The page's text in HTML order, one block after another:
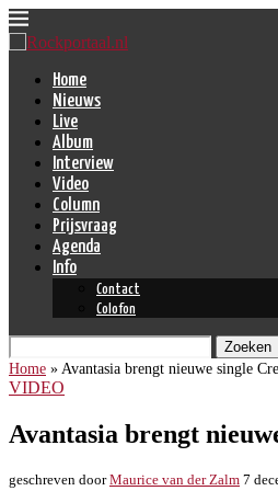
Home
Nieuws
Live
Album
Interview
Video
Column
Prijsvraag
Agenda
Info
Contact
Colofon
Zoeken
Home » Avantasia brengt nieuwe single
VIDEO
Avantasia brengt
geschreven doorMaurice van der Zalm 7